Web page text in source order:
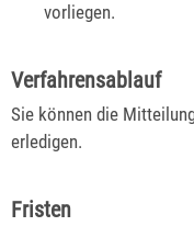
vorliegen.
Verfahrensablauf
Sie können die
erledigen.
Fristen